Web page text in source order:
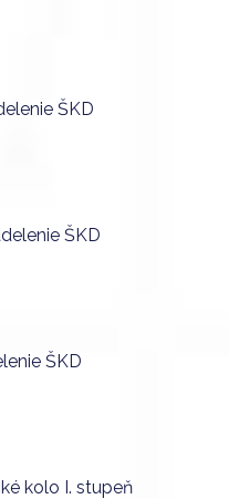
ŠKD
ŠKD
ŠKD
kolo I. stupeň